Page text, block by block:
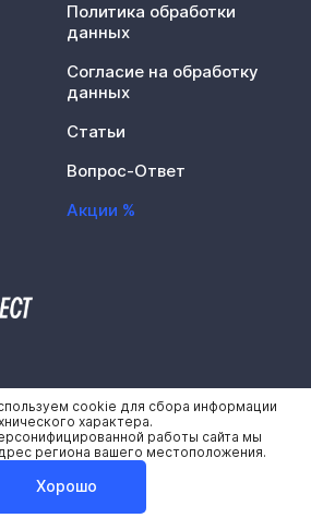
Политика обработки
данных
Согласие на обработку
данных
Статьи
Вопрос-Ответ
Акции %
cookie для сбора информации
характера.
работы сайта мы
региона вашего местоположения.
Хорошо